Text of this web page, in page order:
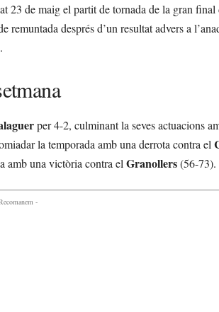
23 de maig el partit de tornada de la gran final
remuntada després d’un resultat advers a
per 4-2, culminant la seves actuacions
la temporada amb una derrota contra el
amb una victòria contra elGranollers(56-73).
-